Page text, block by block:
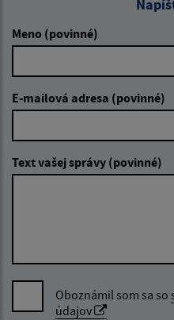
Meno (povinné)
E-mailová adresa (povinné)
Text vašej správy (povinné)
Oboznámil som sa so
údajov